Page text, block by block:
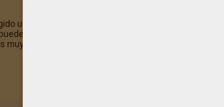
un dibujo de Blue Eyes white dragon muy hermoso.
colorearlos todos o guardarlos para pintarlos
muy fácil. Utiliza la fábrica para colorear en línea y